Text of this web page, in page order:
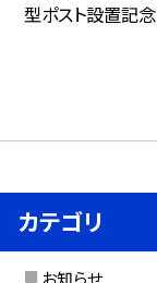
型ポスト設置記
カテゴリ
お知らせ